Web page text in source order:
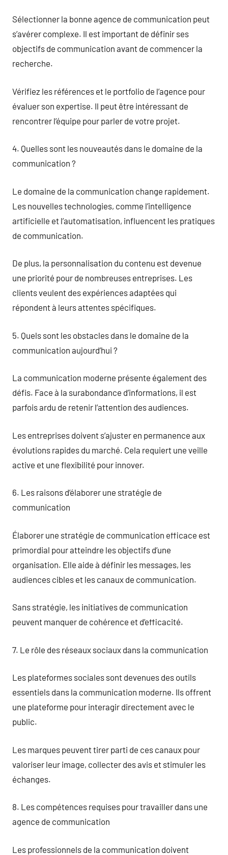
Sélectionner la bonne agence de communication peut
s’avérer complexe. Il est important de définir ses
objectifs de communication avant de commencer la
recherche.
Vérifiez les références et le portfolio de l’agence pour
évaluer son expertise. Il peut être intéressant de
rencontrer l’équipe pour parler de votre projet.
4. Quelles sont les nouveautés dans le domaine de la
communication ?
Le domaine de la communication change rapidement.
Les nouvelles technologies, comme l’intelligence
artificielle et l’automatisation, influencent les pratiques
de communication.
De plus, la personnalisation du contenu est devenue
une priorité pour de nombreuses entreprises. Les
clients veulent des expériences adaptées qui
répondent à leurs attentes spécifiques.
5. Quels sont les obstacles dans le domaine de la
communication aujourd’hui ?
La communication moderne présente également des
défis. Face à la surabondance d’informations, il est
parfois ardu de retenir l’attention des audiences.
Les entreprises doivent s’ajuster en permanence aux
évolutions rapides du marché. Cela requiert une veille
active et une flexibilité pour innover.
6. Les raisons d’élaborer une stratégie de
communication
Élaborer une stratégie de communication efficace est
primordial pour atteindre les objectifs d’une
organisation. Elle aide à définir les messages, les
audiences cibles et les canaux de communication.
Sans stratégie, les initiatives de communication
peuvent manquer de cohérence et d’efficacité.
7. Le rôle des réseaux sociaux dans la communication
Les plateformes sociales sont devenues des outils
essentiels dans la communication moderne. Ils offrent
une plateforme pour interagir directement avec le
public.
Les marques peuvent tirer parti de ces canaux pour
valoriser leur image, collecter des avis et stimuler les
échanges.
8. Les compétences requises pour travailler dans une
agence de communication
Les professionnels de la communication doivent